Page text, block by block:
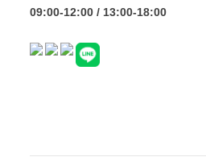
09:00-12:00 / 13:00-18:00